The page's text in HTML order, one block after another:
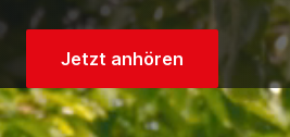
Jetzt anhören